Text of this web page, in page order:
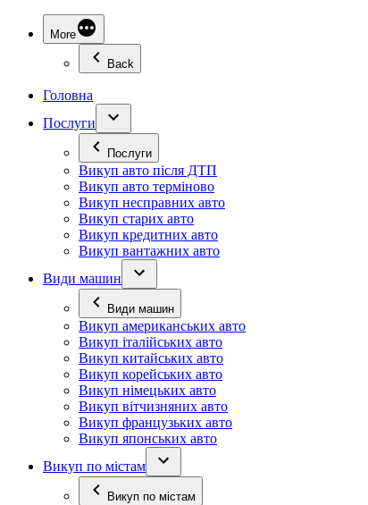
More
Back
Головна
Послуги
Послуги
Викуп авто після ДТП
Викуп авто терміново
Викуп несправних авто
Викуп старих авто
Викуп кредитних авто
Викуп вантажних авто
Види машин
Види машин
Викуп американських авто
Викуп італійських авто
Викуп китайських авто
Викуп корейських авто
Викуп німецьких авто
Викуп вітчизняних авто
Викуп французьких авто
Викуп японських авто
Викуп по містам
Викуп по містам